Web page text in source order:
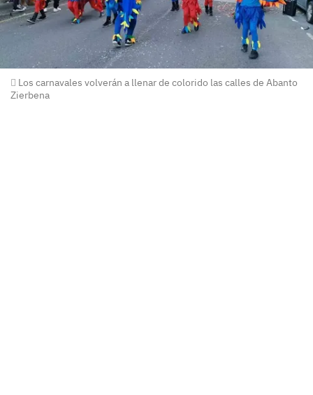
Los carnavales volverán a llenar de colorido las calles de Abanto
Zierbena